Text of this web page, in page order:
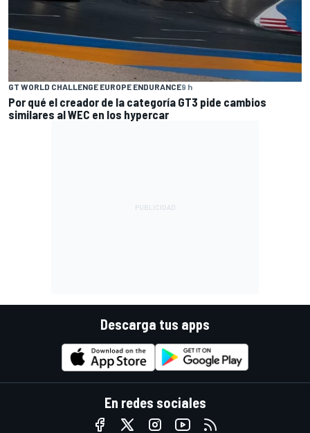
GT WORLD CHALLENGE EUROPE ENDURANCE9 h
Por qué el creador de la categoría GT3 pide cambios
similares al WEC en los hypercar
Descarga tus apps
En redes sociales